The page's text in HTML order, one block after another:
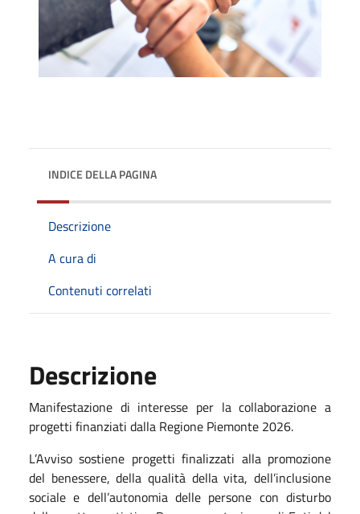
INDICE DELLA PAGINA
Descrizione
A cura di
Contenuti correlati
Descrizione
Manifestazione di interesse per la collaborazione a
progetti finanziati dalla Regione Piemonte 2026.
L’Avviso sostiene progetti finalizzati alla promozione
del benessere, della qualità della vita, dell’inclusione
sociale e dell’autonomia delle persone con disturbo